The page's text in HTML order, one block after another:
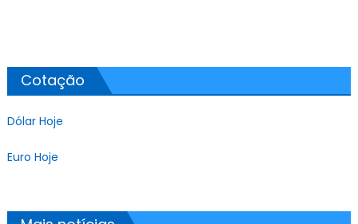
Cotação
Dólar Hoje
Euro Hoje